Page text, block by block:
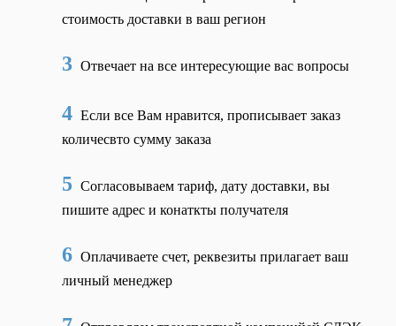
стоимость доставки в ваш регион
3 Отвечает на все интересующие вас вопросы
4 Если все Вам нравится, прописывает заказ
количесвто сумму заказа
5 Согласовываем тариф, дату доставки, вы
пишите адрес и конаткты получателя
6 Оплачиваете счет, реквезиты прилагает ваш
личный менеджер